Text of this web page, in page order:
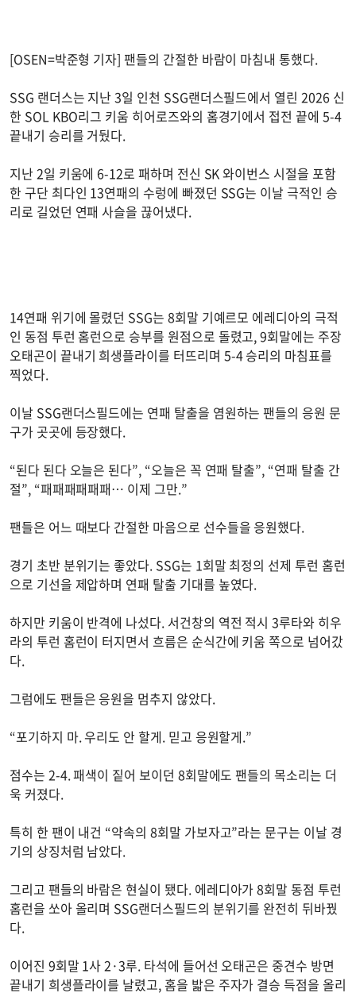
[OSEN=박준형 기자] 팬들의 간절한 바람이 마침내 통했다.
SSG 랜더스는 지난 3일 인천 SSG랜더스필드에서 열린 2026 신
한 SOL KBO리그 키움 히어로즈와의 홈경기에서 접전 끝에 5-4
끝내기 승리를 거뒀다.
지난 2일 키움에 6-12로 패하며 전신 SK 와이번스 시절을 포함
한 구단 최다인 13연패의 수렁에 빠졌던 SSG는 이날 극적인 승
리로 길었던 연패 사슬을 끊어냈다.
14연패 위기에 몰렸던 SSG는 8회말 기예르모 에레디아의 극적
인 동점 투런 홈런으로 승부를 원점으로 돌렸고, 9회말에는 주장
오태곤이 끝내기 희생플라이를 터뜨리며 5-4 승리의 마침표를
찍었다.
이날 SSG랜더스필드에는 연패 탈출을 염원하는 팬들의 응원 문
구가 곳곳에 등장했다.
“된다 된다 오늘은 된다”, “오늘은 꼭 연패 탈출”, “연패 탈출 간
절”, “패패패패패패… 이제 그만.”
팬들은 어느 때보다 간절한 마음으로 선수들을 응원했다.
경기 초반 분위기는 좋았다. SSG는 1회말 최정의 선제 투런 홈런
으로 기선을 제압하며 연패 탈출 기대를 높였다.
하지만 키움이 반격에 나섰다. 서건창의 역전 적시 3루타와 히우
라의 투런 홈런이 터지면서 흐름은 순식간에 키움 쪽으로 넘어갔
다.
그럼에도 팬들은 응원을 멈추지 않았다.
“포기하지 마. 우리도 안 할게. 믿고 응원할게.”
점수는 2-4. 패색이 짙어 보이던 8회말에도 팬들의 목소리는 더
욱 커졌다.
특히 한 팬이 내건 “약속의 8회말 가보자고”라는 문구는 이날 경
기의 상징처럼 남았다.
그리고 팬들의 바람은 현실이 됐다. 에레디아가 8회말 동점 투런
홈런을 쏘아 올리며 SSG랜더스필드의 분위기를 완전히 뒤바꿨
다.
이어진 9회말 1사 2·3루. 타석에 들어선 오태곤은 중견수 방면
끝내기 희생플라이를 날렸고, 홈을 밟은 주자가 결승 득점을 올리